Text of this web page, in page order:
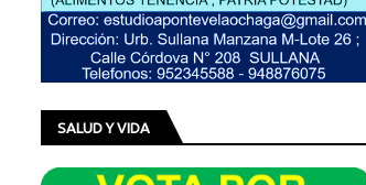
SALUD Y VIDA